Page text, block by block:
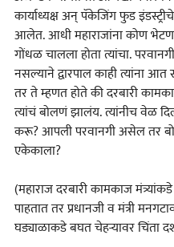
कार्याध्यक्ष अन्‌‍ पॅकेजिंग फुड इंडस्ट्रीचे एम.डी. वगैरेही
आलेत. आधी महाराजांना कोण
गोंधळ चालला होता त्यांचा.
नसल्याने द्वारपाल काही त्यांना आत
तर ते म्हणत होते की दरबारी
त्यांचं बोलणं झालंय. त्यांनीच वेळ
करू? आपली परवानगी असेल तर
एकेकाला?
(महाराज दरबारी कामकाज मंत्र्यांकडे
पाहतात तर प्रधानजी व मंत्री
घड्याळाकडे बघत चेहऱ्यावर चिंता